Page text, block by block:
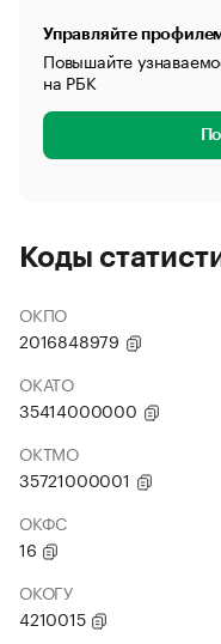
Управляйте
Повышайте
на РБК
Коды
ОКПО
2016848979
ОКАТО
35414000000
ОКТМО
35721000001
ОКФС
16
ОКОГУ
4210015